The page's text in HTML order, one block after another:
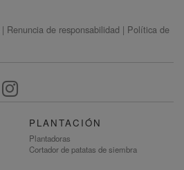
| Renuncia de responsabilidad | Política de
PLANTACIÓN
Plantadoras
Cortador de patatas de siembra